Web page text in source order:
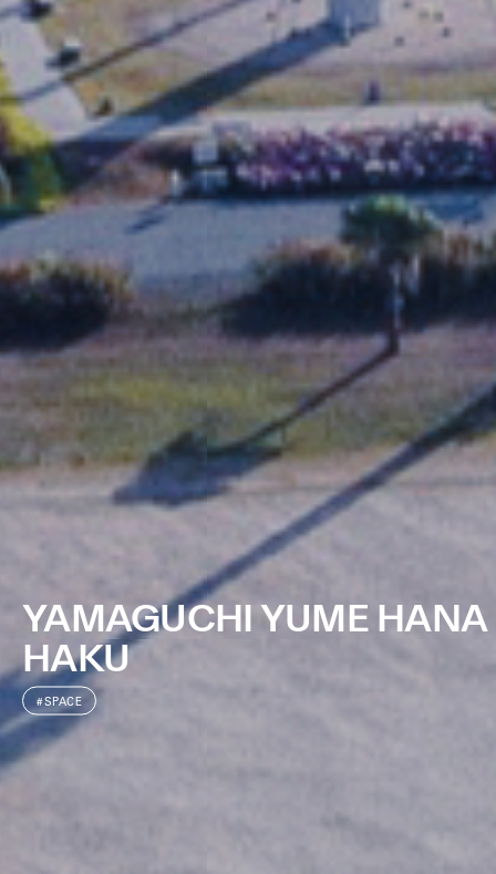
YAMAGUCHI YUME HANA
HAKU
#SPACE